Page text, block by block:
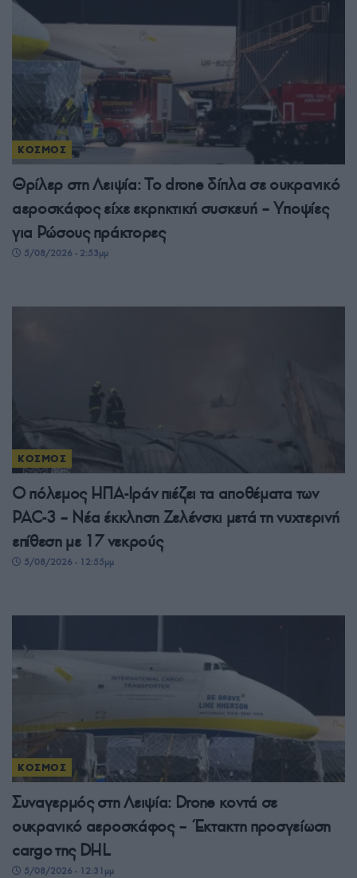
ΚΟΣΜΟΣ
Θρίλερ στη Λειψία: Το drone δίπλα σε ουκρανικό
αεροσκάφος είχε εκρηκτική συσκευή – Υποψίες
για Ρώσους πράκτορες
5/08/2026 - 2:53μμ
ΚΟΣΜΟΣ
Ο πόλεμος ΗΠΑ-Ιράν πιέζει τα αποθέματα των
PAC-3 – Νέα έκκληση Ζελένσκι μετά τη νυχτερινή
επίθεση με 17 νεκρούς
5/08/2026 - 12:55μμ
ΚΟΣΜΟΣ
Συναγερμός στη Λειψία: Drone κοντά σε
ουκρανικό αεροσκάφος – Έκτακτη προσγείωση
cargo της DHL
5/08/2026 - 12:31μμ